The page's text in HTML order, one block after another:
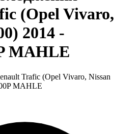
(Opel Vivaro,
2014 -
MAHLE
Trafic (Opel Vivaro, Nissan
MAHLE